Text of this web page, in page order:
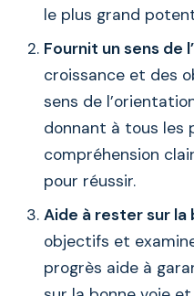
le plus grand
Fournit un sens de
croissance et des
sens de
donnant à tous les
compréhension
pour réussir.
Aide à rester sur la
objectifs et
progrès aide à